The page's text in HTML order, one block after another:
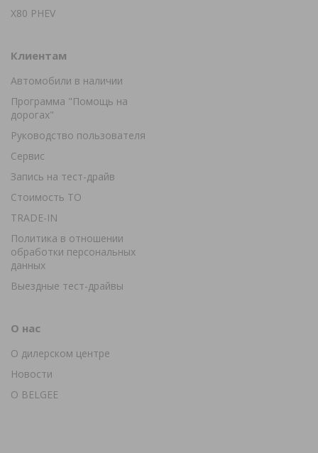
X80 PHEV
Клиентам
Автомобили в наличии
Программа "Помощь на
дорогах"
Руководство пользователя
Сервис
Запись на тест-драйв
Стоимость ТО
TRADE-IN
Политика в отношении
обработки персональных
данных
Выездные тест-драйвы
О нас
О дилерском центре
Новости
О BELGEE